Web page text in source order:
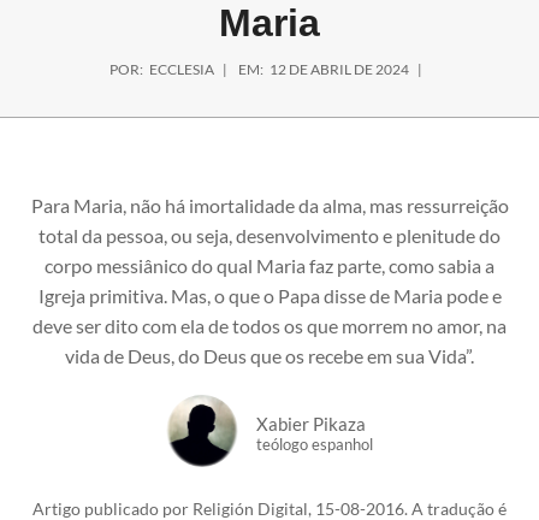
Maria
POR: ECCLESIA EM: 12 DE ABRIL DE 2024
Para Maria, não há imortalidade da alma, mas ressurreição
total da pessoa, ou seja, desenvolvimento e plenitude do
corpo messiânico do qual Maria faz parte, como sabia a
Igreja primitiva. Mas, o que o Papa disse de Maria pode e
deve ser dito com ela de todos os que morrem no amor, na
vida de Deus, do Deus que os recebe em sua Vida”.
Xabier Pikaza
teólogo espanhol
Artigo publicado por Religión Digital, 15-08-2016. A tradução é